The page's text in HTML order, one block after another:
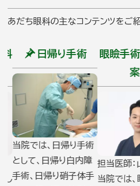
あだち眼科の主なコンテンツをご紹
日帰り手術
当院では、日帰り手術
として、日帰り白内障
手術、日帰り硝子体手
眼瞼手術
案内
担当医師：山
当院では、眼